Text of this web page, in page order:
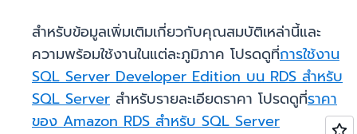
สำหรับข้อมูลเพิ่มเติมเกี่ยวกับคุณสมบัติเหล่านี้และ
ความพร้อมใช้งานในแต่ละภูมิภาค โปรดดูที่การใช้งาน
SQL Server Developer Edition บน RDS สำหรับ
SQL Server สำหรับรายละเอียดราคา โปรดดูที่ราคา
ของ Amazon RDS สำหรับ SQL Server